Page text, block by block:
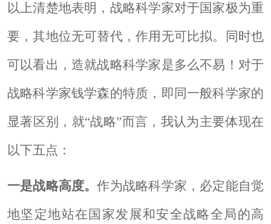
以上清楚地表明，战略科学家对于国家极为重
要，其地位无可替代，作用无可比拟。同时也
可以看出，造就战略科学家是多么不易！对于
战略科学家钱学森的特质，即同一般科学家的
显著区别，就“战略”而言，我认为主要体现在
以下五点：
一是战略高度。作为战略科学家，必定能自觉
地坚定地站在国家发展和安全战略全局的高